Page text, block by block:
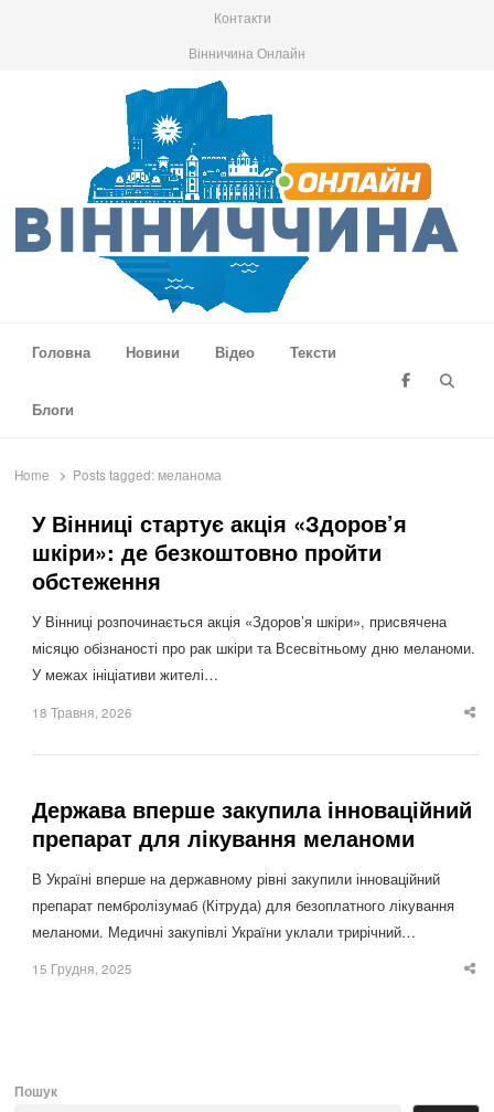
Контакти
Вінничина Онлайн
Головна
Новини Відео Тексти
Блоги
Home Posts tagged: меланома
У Вінниці стартує акція «Здоров’я
шкіри»: де безкоштовно пройти
обстеження
У Вінниці розпочинається акція «Здоров’я шкіри», присвячена
місяцю обізнаності про рак шкіри та Всесвітньому дню меланоми.
У межах ініціативи жителі…
18 Травня, 2026
Держава вперше закупила інноваційний
препарат для лікування меланоми
В Україні вперше на державному рівні закупили інноваційний
препарат пембролізумаб (Кітруда) для безоплатного лікування
меланоми. Медичні закупівлі України уклали трирічний…
15 Грудня, 2025
Пошук